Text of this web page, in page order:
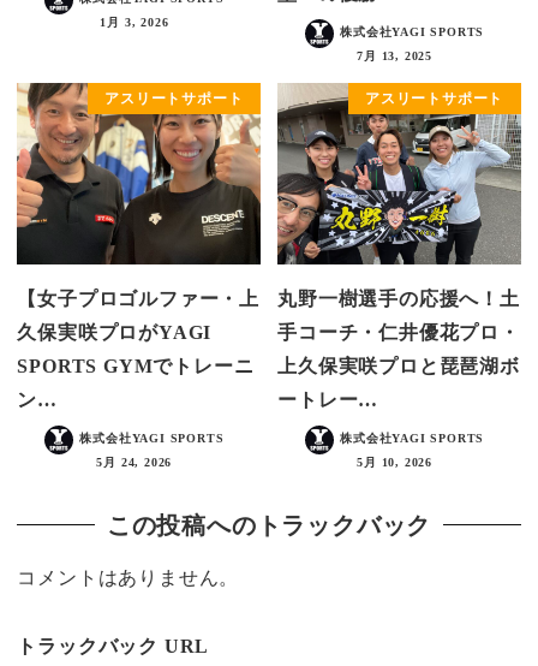
1月 3, 2026
株式会社YAGI SPORTS
7月 13, 2025
アスリートサポート
【女子プロゴルファー・上
久保実咲プロがYAGI
SPORTS GYMでトレーニ
ン…
株式会社YAGI SPORTS
5月 24, 2026
アスリートサポート
丸野一樹選手の応援へ！土
手コーチ・仁井優花プロ・
上久保実咲プロと琵琶湖ボ
ートレー…
株式会社YAGI SPORTS
5月 10, 2026
この投稿へのトラックバック
コメントはありません。
トラックバック URL